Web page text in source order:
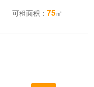
可租面积： 75㎡